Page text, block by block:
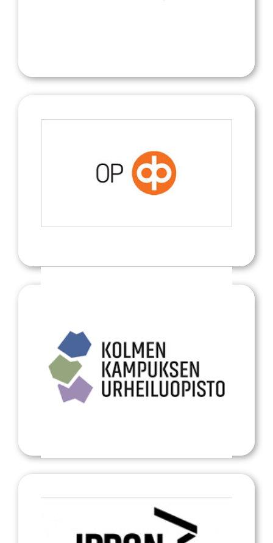
Sporttiturva
Pohjola Vakuutus
Pajulahti: Kolmen kampuksen urheiluopisto
Kolmen kampuksen urheiluopisto
We are the new supplier of the DJB and its